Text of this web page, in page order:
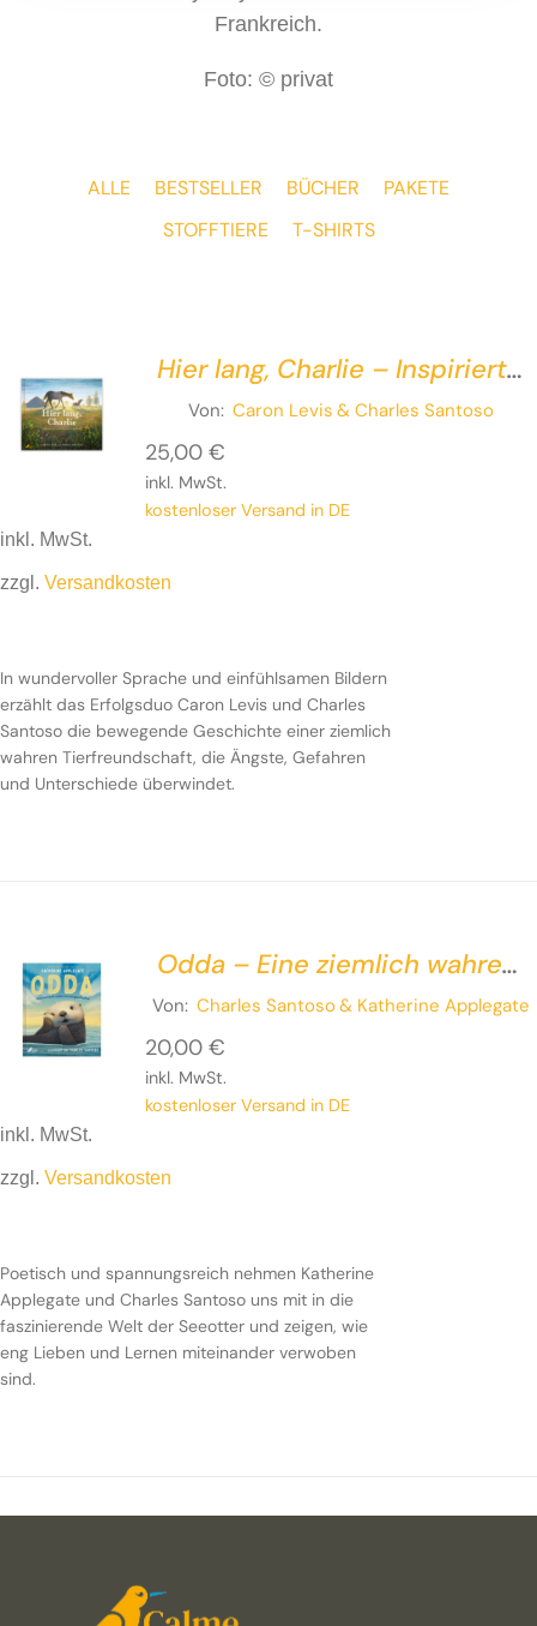
Frankreich.
Foto: © privat
ALLE BESTSELLER BÜCHER
PAKETE
STOFFTIERE
T-SHIRTS
Hier lang, Charlie – Inspiriert
von einer wahren
Freundschaft
Von: Caron Levis & Charles Santoso
25,00 €
inkl. MwSt.
kostenloser Versand in DE
inkl. MwSt.
zzgl. Versandkosten
In wundervoller Sprache und einfühlsamen Bildern
erzählt das Erfolgsduo Caron Levis und Charles
Santoso die bewegende Geschichte einer ziemlich
wahren Tierfreundschaft, die Ängste, Gefahren
und Unterschiede überwindet.
Odda – Eine ziemlich wahre
Ottergeschichte
Von: Charles Santoso& Katherine Applegate
20,00 €
inkl. MwSt.
kostenloser Versand in DE
inkl. MwSt.
zzgl. Versandkosten
Poetisch und spannungsreich nehmen Katherine
Applegate und Charles Santoso uns mit in die
faszinierende Welt der Seeotter und zeigen, wie
eng Lieben und Lernen miteinander verwoben
sind.